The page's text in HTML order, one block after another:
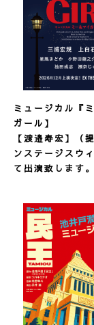
ミュージカル『
ガール】
【渡邉寿宏】（
ンステージスウ
て出演致します。